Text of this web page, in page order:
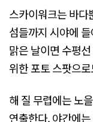
스카이워크는 바다
섬들까지 시야에
맑은 날이면 수평
위한 포토 스팟으
해 질 무렵에는 노
연출한다. 야간에